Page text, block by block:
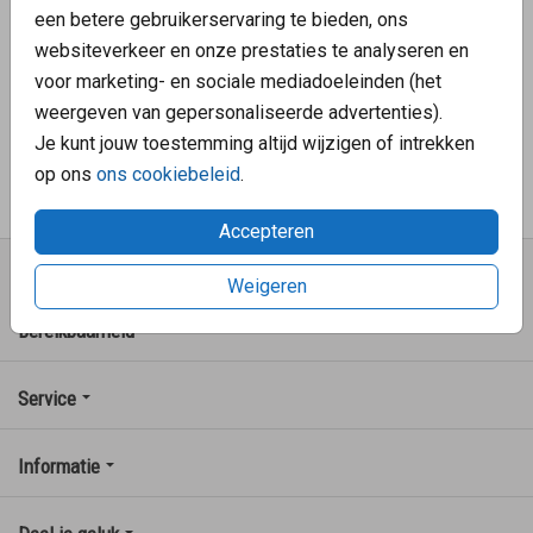
een betere gebruikerservaring te bieden, ons
websiteverkeer en onze prestaties te analyseren en
voor marketing- en sociale mediadoeleinden (het
weergeven van gepersonaliseerde advertenties).
Je kunt jouw toestemming altijd wijzigen of intrekken
op ons ons cookiebeleid.
Accepteren
Weigeren
We streven naar ★★★★★.
Klantenservice: 078 - 620 10 29
Op werkdagen van 09:00 tot 17:00 uur
Mailen mag ook: verkoop@familycards.nl
FamilyCards
Bereikbaarheid
Service
Informatie